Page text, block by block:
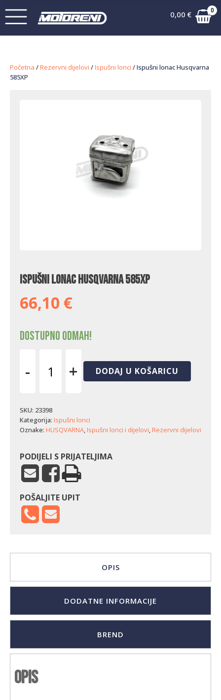
0,00 € 0
Početna /Rezervni dijelovi /Ispušni lonci / Ispušni lonac Husqvarna
585XP
Ispušni lonac Husqvarna 585XP
66,10 €
Dostupno odmah!
-
585XP
količina
+ DODAJ U KOŠARICU
SKU: 23398
Kategorija: Ispušni lonci
Oznake: HUSQVARNA,Ispušni lonci i dijelovi,Rezervni dijelovi
PODIJELI S PRIJATELJIMA
POŠALJITE UPIT
OPIS
DODATNE INFORMACIJE
BREND
Opis